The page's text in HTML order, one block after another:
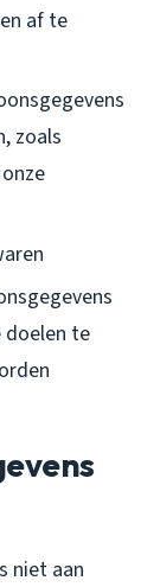
af te
zoals
doelen te
niet aan